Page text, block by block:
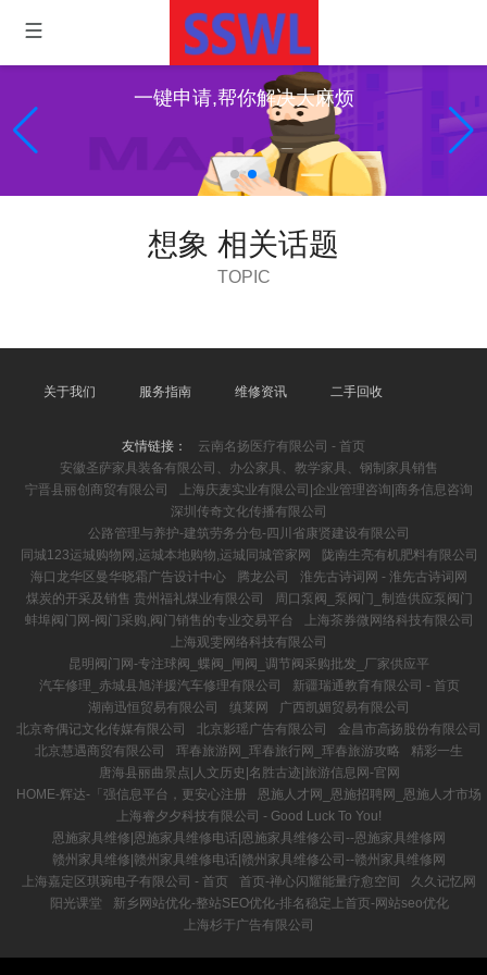
一键申请,帮你解决大麻烦
想象 相关话题
TOPIC
关于我们 服务指南 维修资讯 二手回收
友情链接：
云南名扬医疗有限公司 - 首页
安徽圣萨家具装备有限公司、办公家具、教学家具、钢制家具销售
宁晋县丽创商贸有限公司
上海庆麦实业有限公司|企业管理咨询|商务信息咨询
深圳传奇文化传播有限公司
公路管理与养护-建筑劳务分包-四川省康贤建设有限公司
同城123运城购物网,运城本地购物,运城同城管家网
陇南生亮有机肥料有限公司
海口龙华区曼华晓霜广告设计中心
腾龙公司
淮先古诗词网 - 淮先古诗词网
煤炭的开采及销售 贵州福礼煤业有限公司
周口泵阀_泵阀门_制造供应泵阀门
蚌埠阀门网-阀门采购,阀门销售的专业交易平台
上海茶券微网络科技有限公司
上海观雯网络科技有限公司
昆明阀门网-专注球阀_蝶阀_闸阀_调节阀采购批发_厂家供应平
汽车修理_赤城县旭洋援汽车修理有限公司
新疆瑞通教育有限公司 - 首页
湖南迅恒贸易有限公司
缜莱网
广西凯媚贸易有限公司
北京奇偶记文化传媒有限公司
北京影瑶广告有限公司
金昌市高扬股份有限公司
北京慧遇商贸有限公司
珲春旅游网_珲春旅行网_珲春旅游攻略
精彩一生
唐海县丽曲景点|人文历史|名胜古迹|旅游信息网-官网
HOME-辉达-「强信息平台，更安心注册
恩施人才网_恩施招聘网_恩施人才市场
上海睿夕夕科技有限公司 - Good Luck To You!
恩施家具维修|恩施家具维修电话|恩施家具维修公司--恩施家具维修网
赣州家具维修|赣州家具维修电话|赣州家具维修公司--赣州家具维修网
上海嘉定区琪琬电子有限公司 - 首页
首页-禅心闪耀能量疗愈空间
久久记忆网
阳光课堂
新乡网站优化-整站SEO优化-排名稳定上首页-网站seo优化
上海杉于广告有限公司